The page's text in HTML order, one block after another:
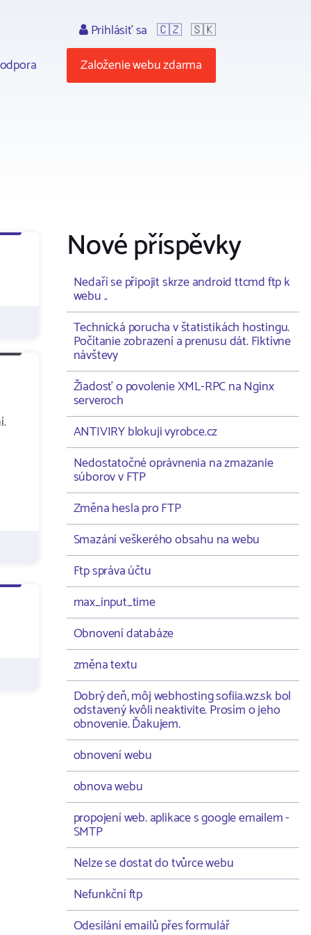
Prihlásiť sa 🇨🇿 🇸🇰
Založenie webu zdarma
Nové příspěvky
Nedaří se připojit skrze android ttcmd ftp k
webu ..
Technická porucha v štatistikách hostingu.
Počítanie zobrazení a prenusu dát. Fiktívne
návštevy
Žiadosť o povolenie XML-RPC na Nginx
serveroch
ANTIVIRY blokuji vyrobce.cz
Nedostatočné oprávnenia na zmazanie
súborov v FTP
Změna hesla pro FTP
Smazání veškerého obsahu na webu
Ftp správa účtu
max_input_time
Obnovení databáze
změna textu
Dobrý deň, môj webhosting sofiia.wz.sk bol
odstavený kvôli neaktivite. Prosím o jeho
obnovenie. Ďakujem.
obnovení webu
obnova webu
propojení web. aplikace s google emailem -
SMTP
Nelze se dostat do tvůrce webu
Nefunkční ftp
Odesílání emailů přes formulář